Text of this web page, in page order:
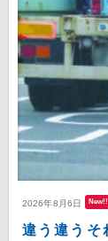
2026年8月6日 New!!
違う違う